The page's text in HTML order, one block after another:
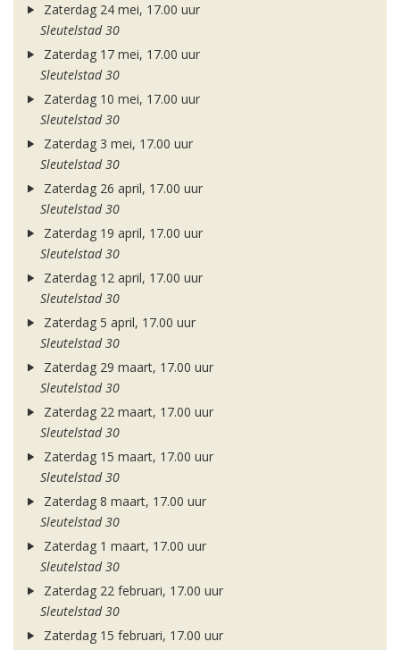
Zaterdag 24 mei, 17.00 uur
Sleutelstad 30
Zaterdag 17 mei, 17.00 uur
Sleutelstad 30
Zaterdag 10 mei, 17.00 uur
Sleutelstad 30
Zaterdag 3 mei, 17.00 uur
Sleutelstad 30
Zaterdag 26 april, 17.00 uur
Sleutelstad 30
Zaterdag 19 april, 17.00 uur
Sleutelstad 30
Zaterdag 12 april, 17.00 uur
Sleutelstad 30
Zaterdag 5 april, 17.00 uur
Sleutelstad 30
Zaterdag 29 maart, 17.00 uur
Sleutelstad 30
Zaterdag 22 maart, 17.00 uur
Sleutelstad 30
Zaterdag 15 maart, 17.00 uur
Sleutelstad 30
Zaterdag 8 maart, 17.00 uur
Sleutelstad 30
Zaterdag 1 maart, 17.00 uur
Sleutelstad 30
Zaterdag 22 februari, 17.00 uur
Sleutelstad 30
Zaterdag 15 februari, 17.00 uur